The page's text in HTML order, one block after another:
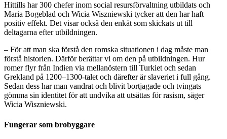
Hittills har 300 chefer inom social resursförvaltning utbildats och
Maria Bogeblad och Wicia Wiszniewski tycker att den har haft
positiv effekt. Det visar också den enkät som skickats ut till
deltagarna efter utbildningen.
– För att man ska förstå den romska situationen i dag måste man
förstå historien. Därför berättar vi om den på utbildningen. Hur
romer flyr från Indien via mellanöstern till Turkiet och sedan
Grekland på 1200–1300-talet och därefter är slaveriet i full gång.
Sedan dess har man vandrat och blivit bortjagade och tvingats
gömma sin identitet för att undvika att utsättas för rasism, säger
Wicia Wiszniewski.
Fungerar som brobyggare